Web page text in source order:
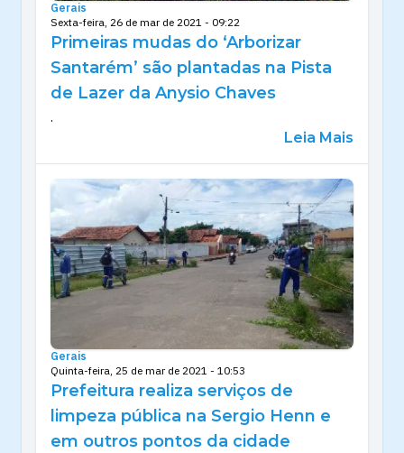
Gerais
Sexta-feira, 26 de mar de 2021 - 09:22
Primeiras mudas do ‘Arborizar
Santarém’ são plantadas na Pista
de Lazer da Anysio Chaves
.
Leia Mais
Gerais
Quinta-feira, 25 de mar de 2021 - 10:53
Prefeitura realiza serviços de
limpeza pública na Sergio Henn e
em outros pontos da cidade